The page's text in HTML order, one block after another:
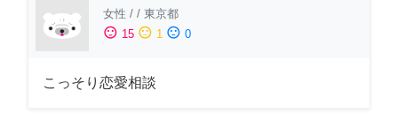
女性 / / 東京都
sentiment_satisfied 15 sentiment_neutral 1 sentiment_dissatisfied 0
こっそり恋愛相談